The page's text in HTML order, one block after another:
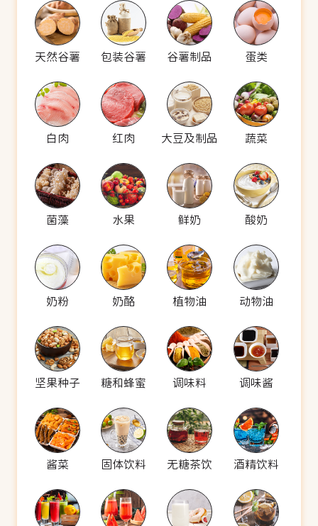
天然谷薯 包装谷薯 谷薯制品 蛋类
白肉 红肉 大豆及制品 蔬菜
菌藻 水果 鲜奶 酸奶
奶粉 奶酪 植物油 动物油
坚果种子 糖和蜂蜜 调味料 调味酱
酱菜 固体饮料 无糖茶饮 酒精饮料